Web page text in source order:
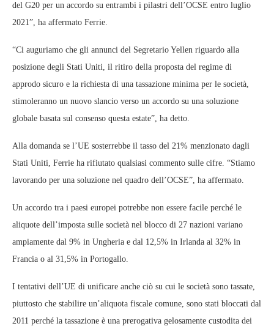
del G20 per un accordo su entrambi i pilastri dell’OCSE entro luglio
2021”, ha affermato Ferrie.
“Ci auguriamo che gli annunci del Segretario Yellen riguardo alla
posizione degli Stati Uniti, il ritiro della proposta del regime di
approdo sicuro e la richiesta di una tassazione minima per le società,
stimoleranno un nuovo slancio verso un accordo su una soluzione
globale basata sul consenso questa estate”, ha detto.
Alla domanda se l’UE sosterrebbe il tasso del 21% menzionato dagli
Stati Uniti, Ferrie ha rifiutato qualsiasi commento sulle cifre. “Stiamo
lavorando per una soluzione nel quadro dell’OCSE”, ha affermato.
Un accordo tra i paesi europei potrebbe non essere facile perché le
aliquote dell’imposta sulle società nel blocco di 27 nazioni variano
ampiamente dal 9% in Ungheria e dal 12,5% in Irlanda al 32% in
Francia o al 31,5% in Portogallo.
I tentativi dell’UE di unificare anche ciò su cui le società sono tassate,
piuttosto che stabilire un’aliquota fiscale comune, sono stati bloccati dal
2011 perché la tassazione è una prerogativa gelosamente custodita dei